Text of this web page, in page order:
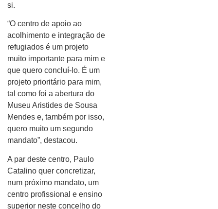
si.
“O centro de apoio ao
acolhimento e integração de
refugiados é um projeto
muito importante para mim e
que quero concluí-lo. É um
projeto prioritário para mim,
tal como foi a abertura do
Museu Aristides de Sousa
Mendes e, também por isso,
quero muito um segundo
mandato”, destacou.
A par deste centro, Paulo
Catalino quer concretizar,
num próximo mandato, um
centro profissional e ensino
superior neste concelho do